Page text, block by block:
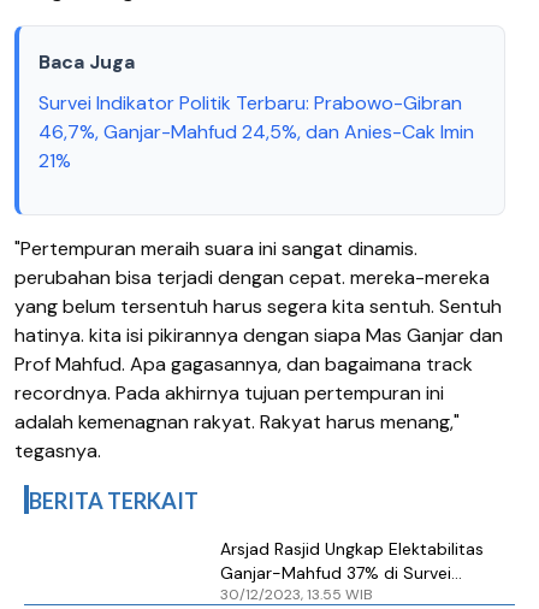
Baca Juga
Survei Indikator Politik Terbaru: Prabowo-Gibran
46,7%, Ganjar-Mahfud 24,5%, dan Anies-Cak Imin
21%
"Pertempuran meraih suara ini sangat dinamis.
perubahan bisa terjadi dengan cepat. mereka-mereka
yang belum tersentuh harus segera kita sentuh. Sentuh
hatinya. kita isi pikirannya dengan siapa Mas Ganjar dan
Prof Mahfud. Apa gagasannya, dan bagaimana track
recordnya. Pada akhirnya tujuan pertempuran ini
adalah kemenagnan rakyat. Rakyat harus menang,"
tegasnya.
BERITA TERKAIT
Arsjad Rasjid Ungkap Elektabilitas
Ganjar-Mahfud 37% di Survei
Internal
30/12/2023, 13.55 WIB